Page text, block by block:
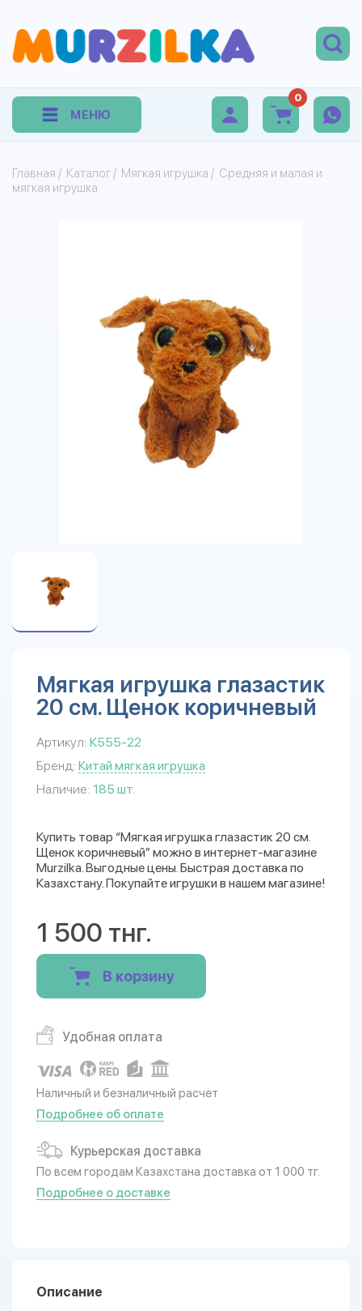
МЕНЮ
0
Главная / Каталог / Мягкая игрушка / Средняя и малая и
мягкая игрушка
Мягкая игрушка глазастик
20 см. Щенок коричневый
Артикул: К555-22
Бренд: Китай мягкая игрушка
Наличие: 185 шт.
Купить товар “Мягкая игрушка глазастик 20 см.
Щенок коричневый” можно в интернет-магазине
Murzilka. Выгодные цены. Быстрая доставка по
Казахстану. Покупайте игрушки в нашем магазине!
1 500 тнг.
В корзину
Удобная оплата
Наличный и безналичный расчет
Подробнее об оплате
Курьерская доставка
По всем городам Казахстана доставка от 1 000 тг.
Подробнее о доставке
Описание